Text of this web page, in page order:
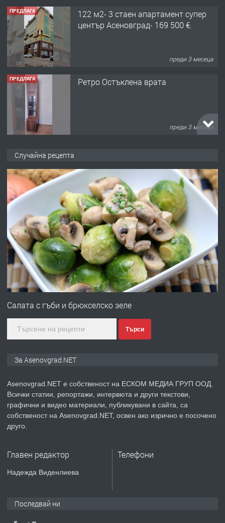
ПРЕДЛАГА
122 м2- 3 стаен апартамент супер
център Асеновград- 169 500 €.
преди 3 месеца
ПРЕДЛАГА Ретро Остъклена врата
преди 3 месеца
преди 10 месеца
ПРЕДЛАГА
Професионална броячна машина -
със сертификат от ЕЦБ
преди 1 година
ПРЕДЛАГА
Професионална зеленчукорезачка
преди 2 години
ПРЕДЛАГА
Давам индивидуалани уроци по
ремонт на покриви
Случайна рецепта
Салата с гъби и брюкселско зеле
Търси
За Asenovgrad.NET
Asenovgrad.NET е собственост на ЕСКОМ МЕДИА ГРУП ООД.
Всички статии, репортажи, интервюта и други текстови,
графични и видео материали, публикувани в сайта, са
собственост на Asenovgrad.NET, освен ако изрично е посочено
друго.
Главен редактор
Надежда Виденлиева
Телефони
Последвай ни